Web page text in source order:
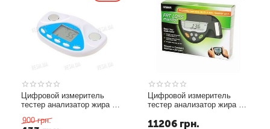
Цифровой измеритель
тестер анализатор жира в
900 грн.
Цифровой измеритель
тестер анализатор жира в
HBF-306C)
11206 грн.